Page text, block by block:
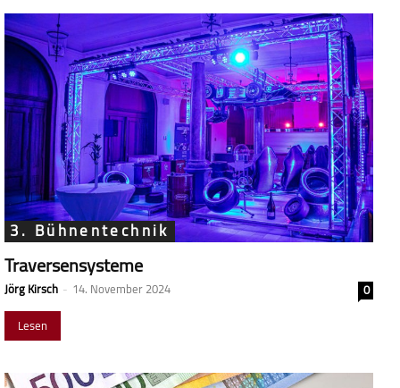
3. Bühnentechnik
Traversensysteme
Jörg Kirsch - 14. November 2024
0
Lesen